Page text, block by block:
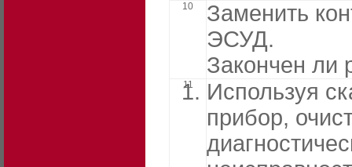
10
Заменить
ЭСУД.
Закончен ли
11
Используя
прибор,